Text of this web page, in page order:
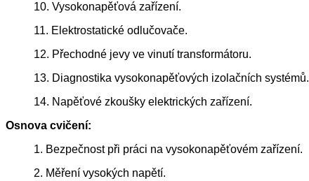
10. Vysokonapěťová zařízení.
11. Elektrostatické odlučovače.
12. Přechodné jevy ve vinutí transformátoru.
13. Diagnostika vysokonapěťových izolačních systémů.
14. Napěťové zkoušky elektrických zařízení.
Osnova cvičení:
1. Bezpečnost při práci na vysokonapěťovém zařízení.
2. Měření vysokých napětí.